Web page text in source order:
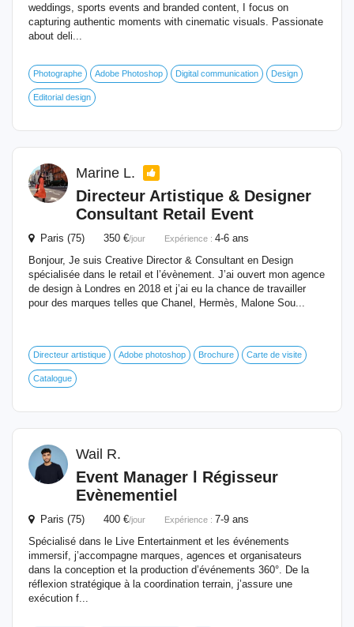
weddings, sports events and branded content, I focus on
capturing authentic moments with cinematic visuals. Passionate
about deli...
Photographe Adobe Photoshop Digital communication Design
Editorial design
Marine L.
Directeur Artistique & Designer
Consultant Retail Event
Paris (75) 350 €/jour Expérience : 4-6 ans
Bonjour, Je suis Creative Director & Consultant en Design
spécialisée dans le retail et l’évènement. J’ai ouvert mon agence
de design à Londres en 2018 et j’ai eu la chance de travailler
pour des marques telles que Chanel, Hermès, Malone Sou...
Directeur artistique Adobe photoshop Brochure Carte de visite
Catalogue
Wail R.
Event Manager l Régisseur
Evènementiel
Paris (75) 400 €/jour Expérience : 7-9 ans
Spécialisé dans le Live Entertainment et les événements
immersif, j’accompagne marques, agences et organisateurs
dans la conception et la production d’événements 360°. De la
réflexion stratégique à la coordination terrain, j’assure une
exécution f...